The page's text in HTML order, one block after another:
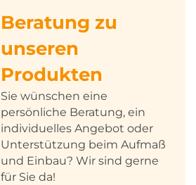
Beratung zu
unseren
Produkten
Sie wünschen eine
persönliche Beratung, ein
individuelles Angebot oder
Unterstützung beim Aufmaß
und Einbau? Wir sind gerne
für Sie da!